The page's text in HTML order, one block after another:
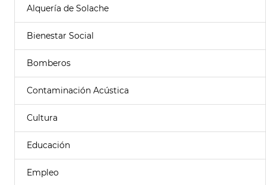
Alquería de Solache
Bienestar Social
Bomberos
Contaminación Acústica
Cultura
Educación
Empleo